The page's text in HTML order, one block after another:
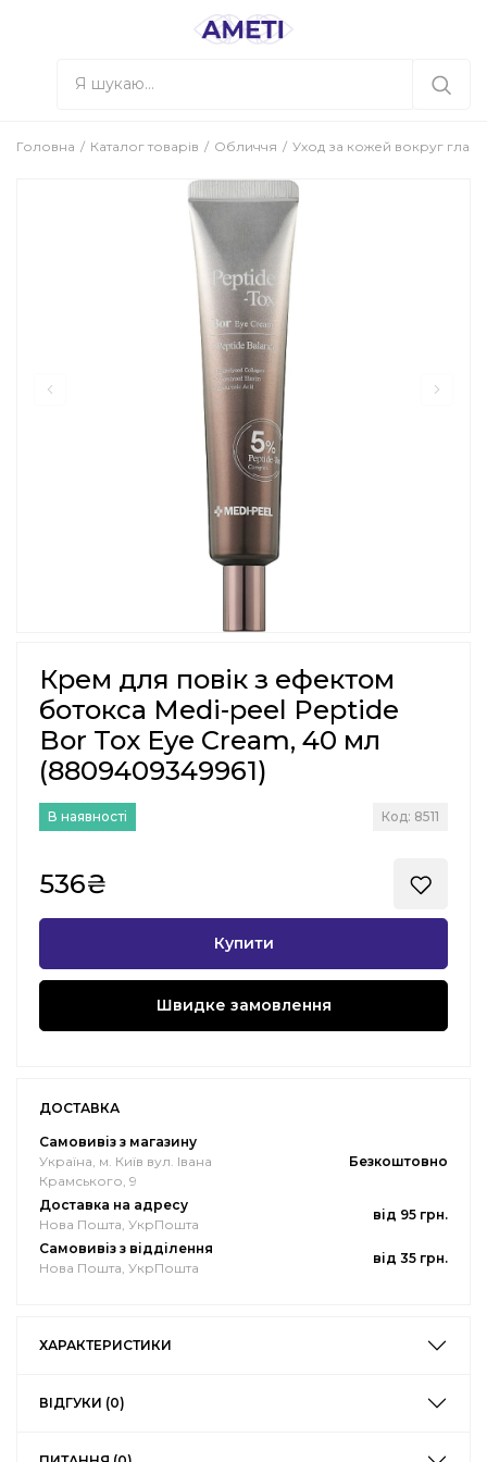
Головна Каталог товарів Обличчя Уход за кожей вокруг глаз
Крем для повік з ефектом
ботокса Medi-peel Peptide
Bor Tox Eye Cream, 40 мл
(8809409349961)
В наявності Код: 8511
536₴
Купити
Швидке замовлення
ДОСТАВКА
Самовивіз з магазину
Україна, м. Київ вул. Івана
Крамського, 9
Безкоштовно
Доставка на адресу
Нова Пошта, УкрПошта
від 95 грн.
Самовивіз з відділення
Нова Пошта, УкрПошта
від 35 грн.
ХАРАКТЕРИСТИКИ
ВІДГУКИ (0)